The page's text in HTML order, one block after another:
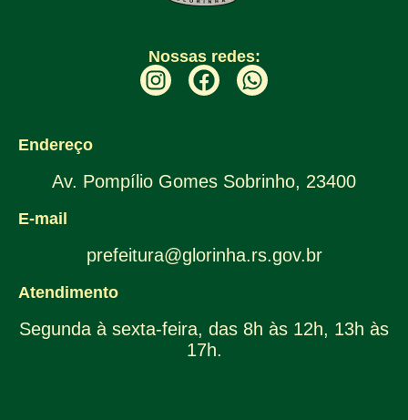
Nossas redes:
Endereço
Av. Pompílio Gomes Sobrinho, 23400
E-mail
prefeitura@glorinha.rs.gov.br
Atendimento
Segunda à sexta-feira, das 8h às 12h, 13h às
17h.